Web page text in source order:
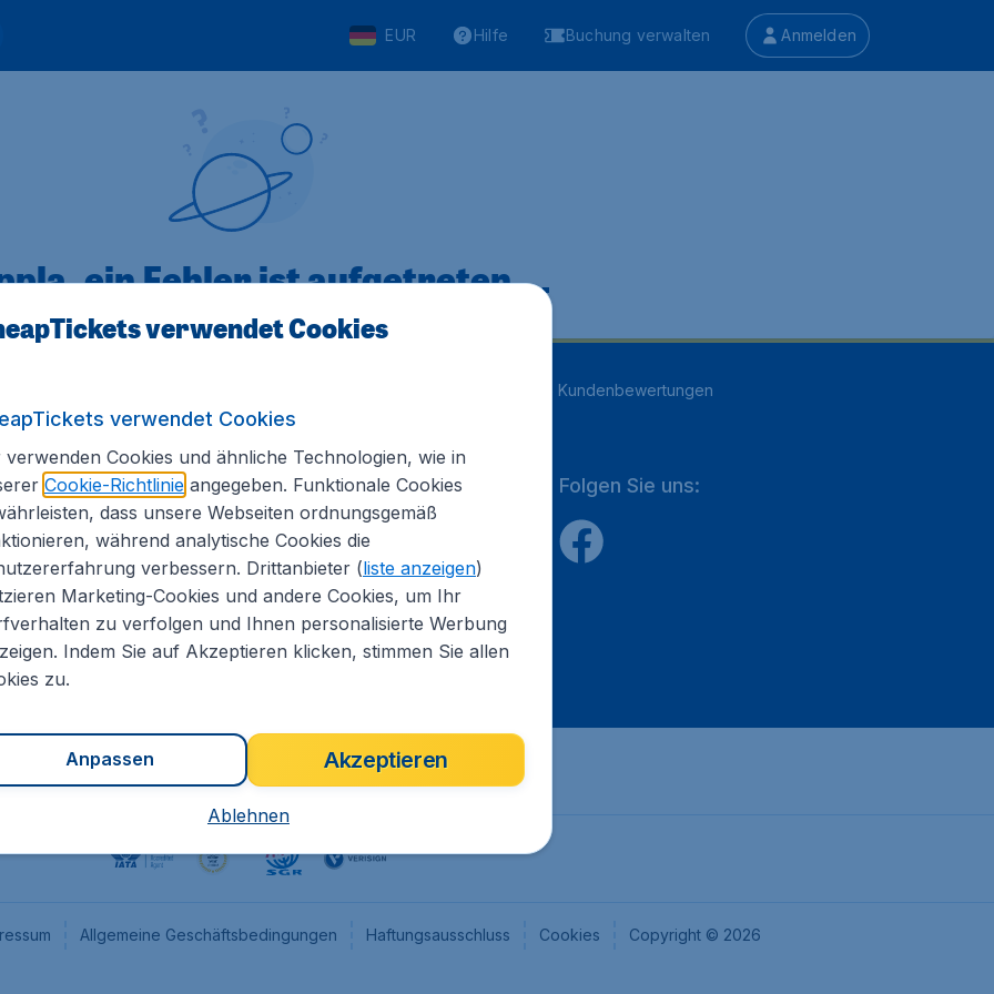
EUR Hilfe Buchung verwalten Anmelden
ein Fehler ist aufgetreten ...
Kundenbewertungen
Informationen
Internationale Webseiten
CheapTickets.nl
CheapTickets.be
CheapTickets.ch
CheapTickets.sg
Flugladen.at
Folgen Sie uns:
Allgemeine Geschäftsbedingungen Haftungsausschluss Cookies Copyright © 2026
verwendet Cookies
verwendet Cookies
verwenden Cookies und ähnliche Technologien, wie in
Cookie-Richtlinieangegeben. Funktionale Cookies
dass unsere Webseiten ordnungsgemäß
während analytische Cookies die
verbessern. Drittanbieter (liste anzeigen)
Marketing-Cookies und andere Cookies, um Ihr
zu verfolgen und Ihnen personalisierte Werbung
Indem Sie auf Akzeptieren klicken, stimmen Sie allen
zu.
Akzeptieren
Anpassen
Ablehnen